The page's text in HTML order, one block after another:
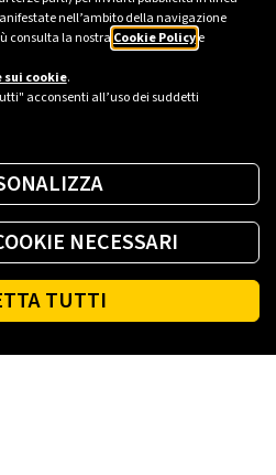
nell’ambito della navigazione
consulta la nostra Cookie Policye
cookie.
acconsenti all’uso dei suddetti
NECESSARI
TUTTI
- Milano